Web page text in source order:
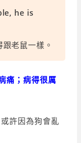
he is
老鼠一樣。
痛；病得很厲
許因為狗會亂